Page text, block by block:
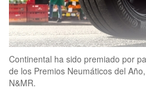
Continental ha sido premiado por
de los Premios Neumáticos del
N&MR.